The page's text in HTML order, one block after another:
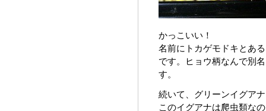
かっこいい！
名前にトカゲモドキとあ
です。ヒョウ柄なんで別
す。
続いて、グリーンイグア
このイグアナは爬虫類な